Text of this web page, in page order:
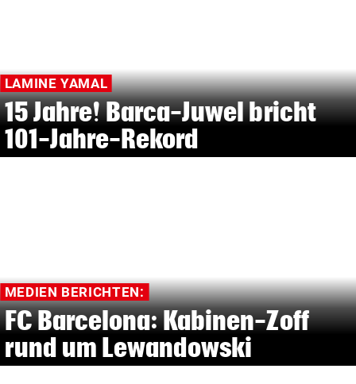
LAMINE YAMAL
15 Jahre! Barca-Juwel bricht
101-Jahre-Rekord
MEDIEN BERICHTEN:
FC Barcelona: Kabinen-Zoff
rund um Lewandowski